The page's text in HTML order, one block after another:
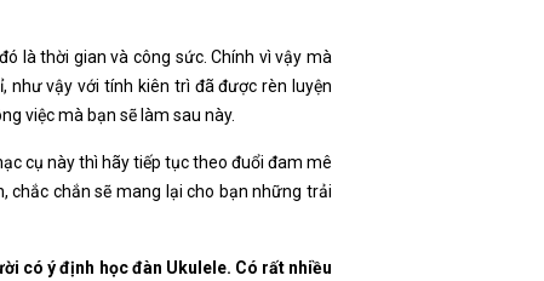
là thời gian và công sức. Chính vì vậy mà
như vậy với tính kiên trì đã được rèn luyện
việc mà bạn sẽ làm sau này.
cụ này thì hãy tiếp tục theo đuổi đam mê
chắc chắn sẽ mang lại cho bạn những trải
có ý định học đàn Ukulele. Có rất nhiều